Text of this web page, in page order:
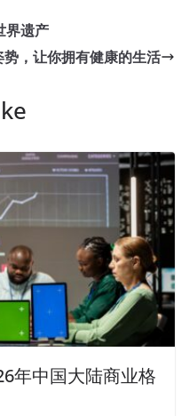
界遗产
，让你拥有健康的生活
年中国大陆商业格